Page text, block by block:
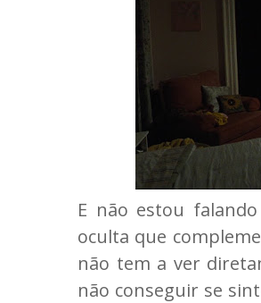
E não estou
oculta que
não tem a ver
não conseguir se